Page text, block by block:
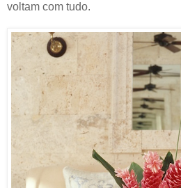
voltam com tudo.